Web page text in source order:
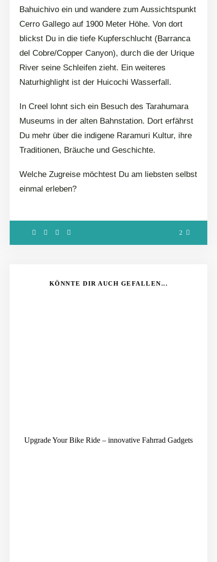
Bahuichivo ein und wandere zum Aussichtspunkt
Cerro Gallego auf 1900 Meter Höhe. Von dort
blickst Du in die tiefe Kupferschlucht (Barranca
del Cobre/Copper Canyon), durch die der Urique
River seine Schleifen zieht. Ein weiteres
Naturhighlight ist der Huicochi Wasserfall.
In Creel lohnt sich ein Besuch des Tarahumara
Museums in der alten Bahnstation. Dort erfährst
Du mehr über die indigene Raramuri Kultur, ihre
Traditionen, Bräuche und Geschichte.
Welche Zugreise möchtest Du am liebsten selbst
einmal erleben?
2
KÖNNTE DIR AUCH GEFALLEN...
Upgrade Your Bike Ride – innovative Fahrrad Gadgets